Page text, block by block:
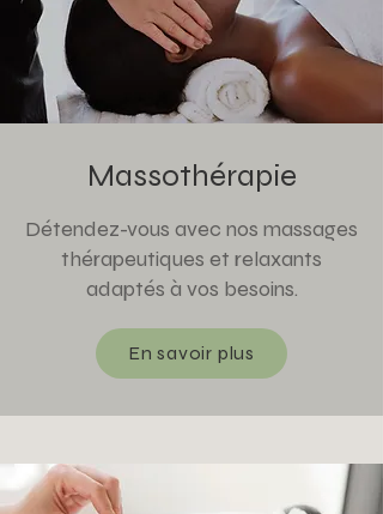
Massothérapie
Détendez-vous avec nos massages
thérapeutiques et relaxants
adaptés à vos besoins.
En savoir plus